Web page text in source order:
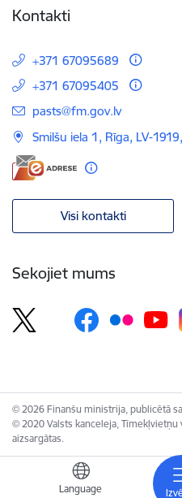
Language
Kontakti
+371 67095689
+371 67095405
E-pasts:
pasts@fm.gov.lv
Smilšu iela 1, Rīga, LV-
Visi kontakti
Sekojiet mums
© 2026 Finanšu ministrija, publicētā
© 2020 Valsts kanceleja,
aizsargātas.